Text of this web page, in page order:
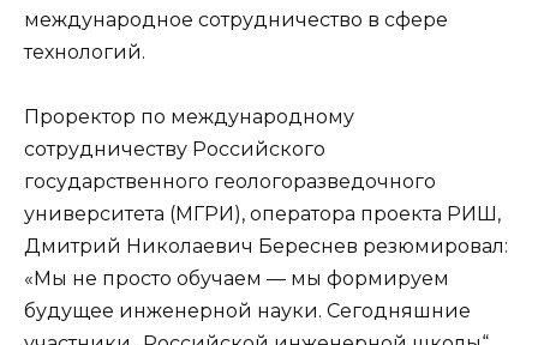
международное сотрудничество в сфере
технологий.
Проректор по международному
сотрудничеству Российского
государственного геологоразведочного
университета (МГРИ), оператора проекта РИШ,
Дмитрий Николаевич Береснев резюмировал:
«Мы не просто обучаем — мы формируем
будущее инженерной науки. Сегодняшние